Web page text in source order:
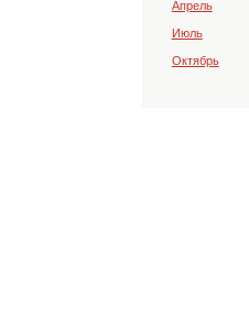
Апрель
Июль
Октябрь